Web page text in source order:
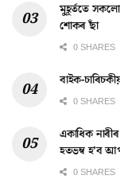
মুহূৰ্ততে
শোকৰ ছাঁ
0 SHARES
বাইক-
0 SHARES
একাধিক
হতভম্ব হ’ব
0 SHARES